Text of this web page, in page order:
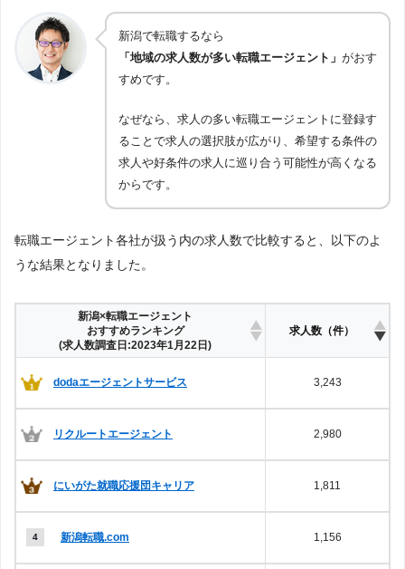
新潟で転職するなら
「地域の求人数が多い転職エージェント」 がおす
すめです。
なぜなら、求人の多い転職エージェントに登録す
ることで求人の選択肢が広がり、希望する条件の
求人や好条件の求人に巡り合う可能性が高くなる
からです。
転職エージェント各社が扱う内の求人数で比較すると、以下のよ
うな結果となりました。
新潟×転職エージェント
おすすめランキング
(求人数調査日:2023年1月22日)
求人数（件）
dodaエージェントサービス 3,243
リクルートエージェント 2,980
にいがた就職応援団キャリア 1,811
新潟転職.com 1,156